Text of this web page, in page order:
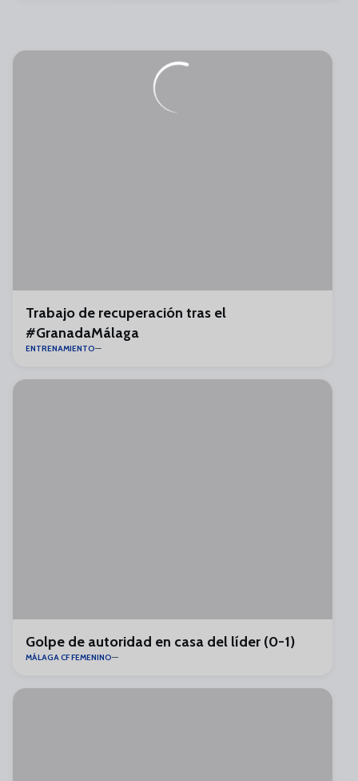
Trabajo de recuperación tras el
#GranadaMálaga
ENTRENAMIENTO
Golpe de autoridad en casa del líder (0-1)
MÁLAGA CF FEMENINO